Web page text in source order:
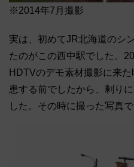
※2014年7月撮影
実は、初めてJR北海道のシ
たのがこの西中駅でした。
HDTVのデモ素材撮影に来
患する前でしたから、剰り
した。その時に撮った写真で